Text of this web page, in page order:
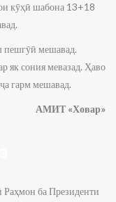
кӯҳӣ шабона 13+18
пешгӯӣ мешавад.
як сония мевазад. Ҳаво
гарм мешавад.
АМИТ «Ховар»
ба Президенти